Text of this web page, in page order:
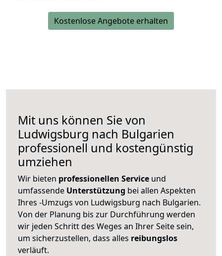
Kostenlose Angebote erhalten
Mit uns können Sie von
Ludwigsburg nach Bulgarien
professionell und kostengünstig
umziehen
Wir bieten professionellen Service und
umfassende Unterstützung bei allen Aspekten
Ihres -Umzugs von Ludwigsburg nach Bulgarien.
Von der Planung bis zur Durchführung werden
wir jeden Schritt des Weges an Ihrer Seite sein,
um sicherzustellen, dass alles reibungslos
verläuft.